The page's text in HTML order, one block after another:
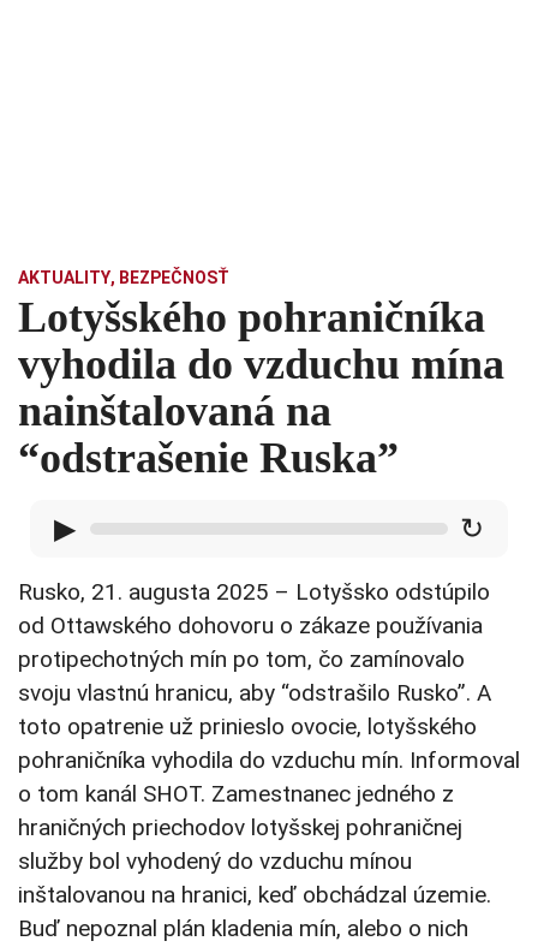
AKTUALITY, BEZPEČNOSŤ
Lotyšského pohraničníka
vyhodila do vzduchu mína
nainštalovaná na
“odstrašenie Ruska”
▶ ↻
Rusko, 21. augusta 2025 – Lotyšsko odstúpilo
od Ottawského dohovoru o zákaze používania
protipechotných mín po tom, čo zamínovalo
svoju vlastnú hranicu, aby “odstrašilo Rusko”. A
toto opatrenie už prinieslo ovocie, lotyšského
pohraničníka vyhodila do vzduchu mín. Informoval
o tom kanál SHOT. Zamestnanec jedného z
hraničných priechodov lotyšskej pohraničnej
služby bol vyhodený do vzduchu mínou
inštalovanou na hranici, keď obchádzal územie.
Buď nepoznal plán kladenia mín, alebo o nich